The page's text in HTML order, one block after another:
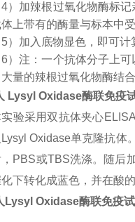
4）加辣根过氧化物酶标
上带有的酶量与标本中
5）加入底物显色，即可计
6）注：一个抗体分子上
大量的辣根过氧化物酶结
Lysyl Oxidase酶联免疫
验采用双抗体夹心
Lysyl Oxidase单克隆抗体
，PBS或TBS洗涤。随后
下转化成蓝色，并在酸
Lysyl Oxidase酶联免疫